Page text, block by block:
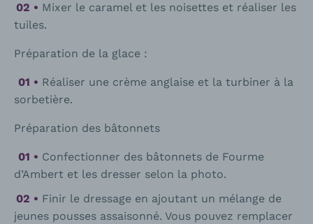
Mixer le caramel et les noisettes et réaliser les
tuiles.
Préparation de la glace :
Réaliser une crème anglaise et la turbiner à la
sorbetière.
Préparation des bâtonnets
Confectionner des bâtonnets de Fourme
d’Ambert et les dresser selon la photo.
Finir le dressage en ajoutant un mélange de
jeunes pousses assaisonné. Vous pouvez remplacer